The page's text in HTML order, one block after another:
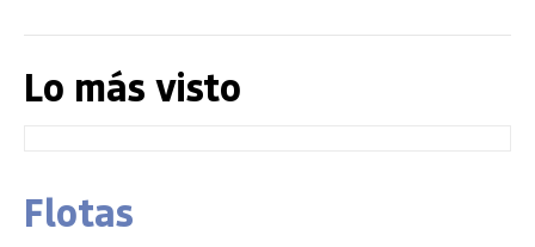
Lo más visto
Flotas